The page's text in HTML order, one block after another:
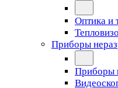
Оптика и
Приборы
Приборы